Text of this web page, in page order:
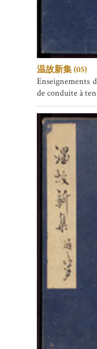
温故新集 (05)
Enseignements
de conduite à